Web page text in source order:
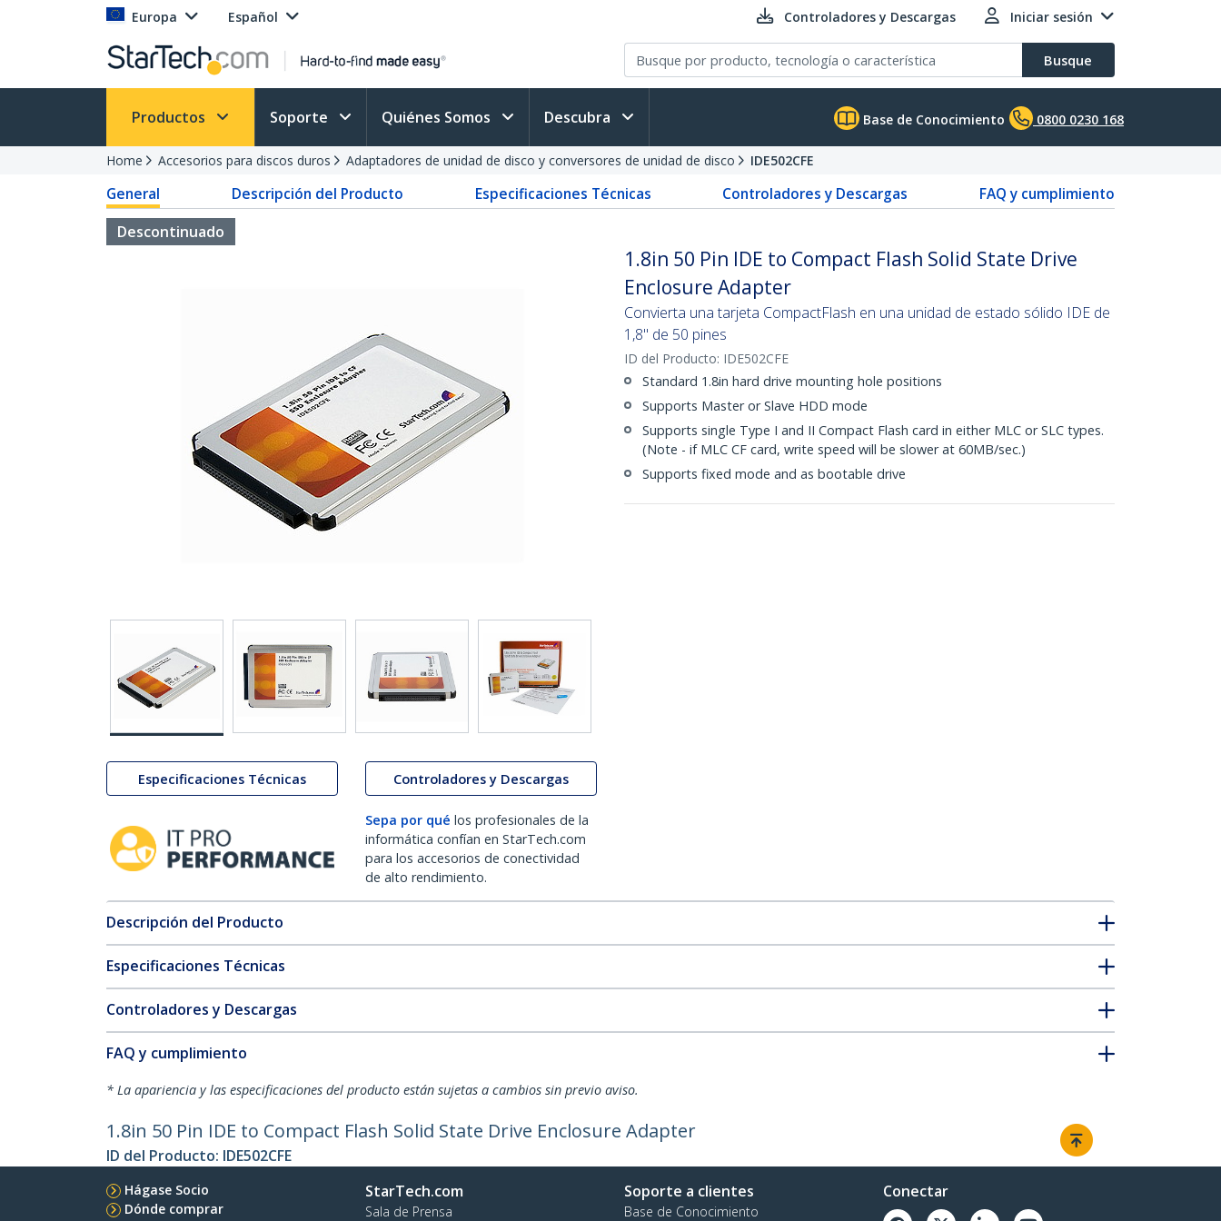
Europa Español Controladores y Descargas Iniciar sesión
Busque
Productos Soporte Quiénes Somos Descubra Base de Conocimiento 0800 0230 168
Home Accesorios para discos duros Adaptadores de unidad de disco y conversores de unidad de disco IDE502CFE
General Descripción del Producto Especificaciones Técnicas Controladores y Descargas
FAQ y cumplimiento
Descontinuado
Especificaciones Técnicas Controladores y Descargas
Sepa por qué los profesionales de la
informática confían en StarTech.com
para los accesorios de conectividad
de alto rendimiento.
1.8in 50 Pin IDE to Compact Flash Solid State Drive
Enclosure Adapter
Convierta una tarjeta CompactFlash en una unidad de estado sólido IDE de
1,8" de 50 pines
ID del Producto: IDE502CFE
Standard 1.8in hard drive mounting hole positions
Supports Master or Slave HDD mode
Supports single Type I and II Compact Flash card in either MLC or SLC types.
(Note - if MLC CF card, write speed will be slower at 60MB/sec.)
Supports fixed mode and as bootable drive
Descripción del Producto
Especificaciones Técnicas
Controladores y Descargas
FAQ y cumplimiento
* La apariencia y las especificaciones del producto están sujetas a cambios sin previo aviso.
1.8in 50 Pin IDE to Compact Flash Solid State Drive Enclosure Adapter
ID del Producto: IDE502CFE
Hágase Socio
Dónde comprar
StarTech.com
Sala de Prensa
Soporte a clientes
Base de Conocimiento
Conectar